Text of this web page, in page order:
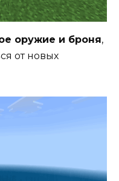
оружие и броня,
от новых